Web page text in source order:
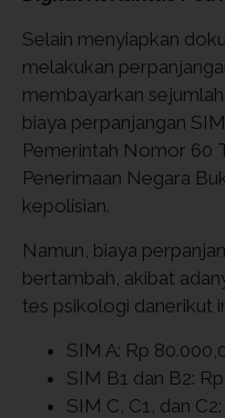
Selain menyiapkan
melakukan
membayarkan
biaya perpanjangan
Pemerintah Nomor 60
Penerimaan Negara
kepolisian.
Namun, biaya
bertambah, akibat
tes psikologi danerikut
SIM A: Rp
SIM B1 dan B2:
SIM C, C1, dan